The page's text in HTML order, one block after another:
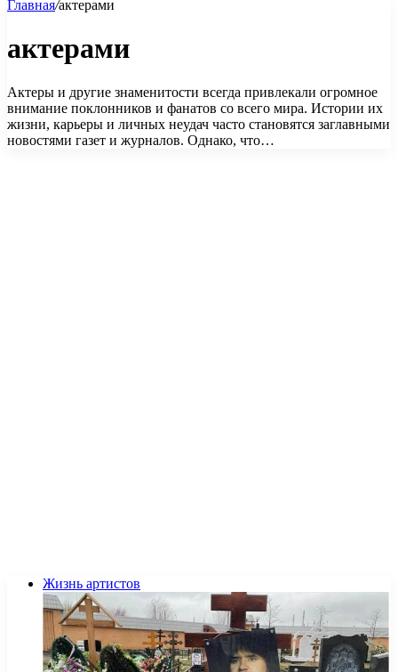
Главная/актерами
актерами
Актеры и другие знаменитости всегда привлекали огромное
внимание поклонников и фанатов со всего мира. Истории их
жизни, карьеры и личных неудач часто становятся заглавными
новостями газет и журналов. Однако, что…
Жизнь артистов